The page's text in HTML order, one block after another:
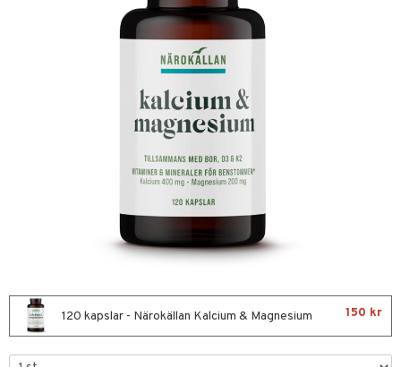
Leksaker, Barn & Baby
120 kapslar - Närokällan Kalcium & Magnesium 150 kr
& lindrande
& hals